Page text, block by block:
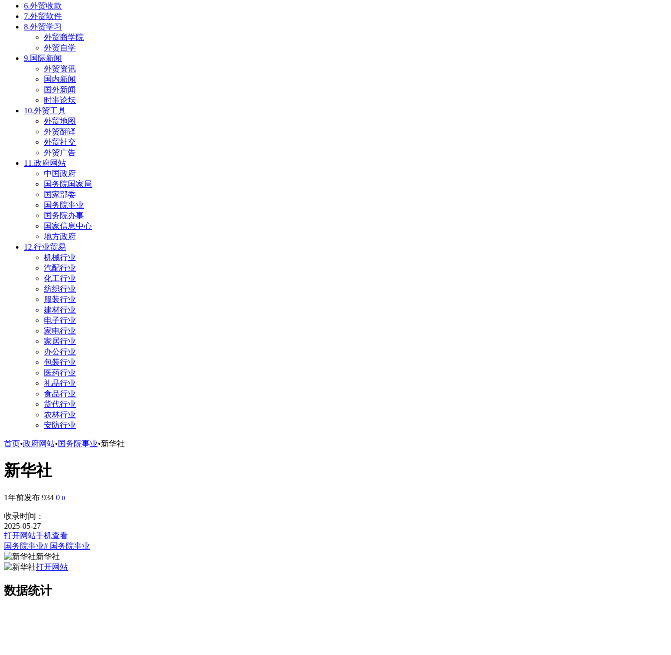
6.外贸收款
7.外贸软件
8.外贸学习
外贸商学院
外贸自学
9.国际新闻
外贸资讯
国内新闻
国外新闻
时事论坛
10.外贸工具
外贸地图
外贸翻译
外贸社交
外贸广告
11.政府网站
中国政府
国务院国家局
国家部委
国务院事业
国务院办事
国家信息中心
地方政府
12.行业贸易
机械行业
汽配行业
化工行业
纺织行业
服装行业
建材行业
电子行业
家电行业
家居行业
办公行业
包装行业
医药行业
礼品行业
食品行业
货代行业
农林行业
安防行业
首页•政府网站•国务院事业•新华社
新华社
1年前发布 934 0 0
收录时间：
2025-05-27
打开网站手机查看
国务院事业# 国务院事业
新华社
打开网站
数据统计